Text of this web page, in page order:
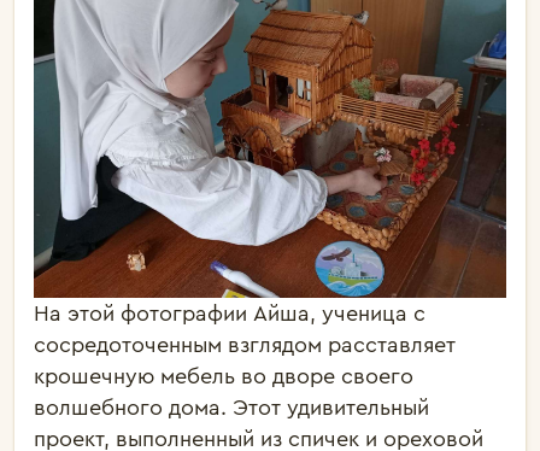
На этой фотографии Айша, ученица с
сосредоточенным взглядом расставляет
крошечную мебель во дворе своего
волшебного дома. Этот удивительный
проект, выполненный из спичек и ореховой